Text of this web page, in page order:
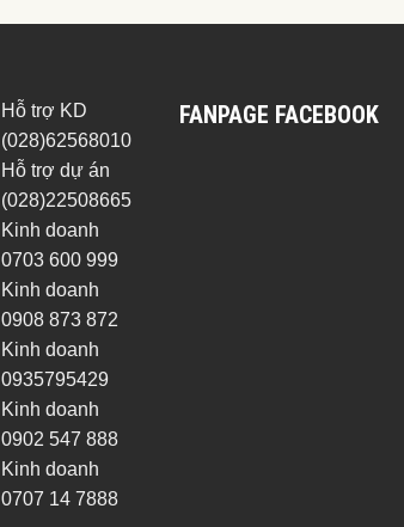
Hỗ trợ KD
(028)62568010
Hỗ trợ dự án
(028)22508665
Kinh doanh
0703 600 999
Kinh doanh
0908 873 872
Kinh doanh
0935795429
Kinh doanh
0902 547 888
Kinh doanh
0707 14 7888
FANPAGE FACEBOOK